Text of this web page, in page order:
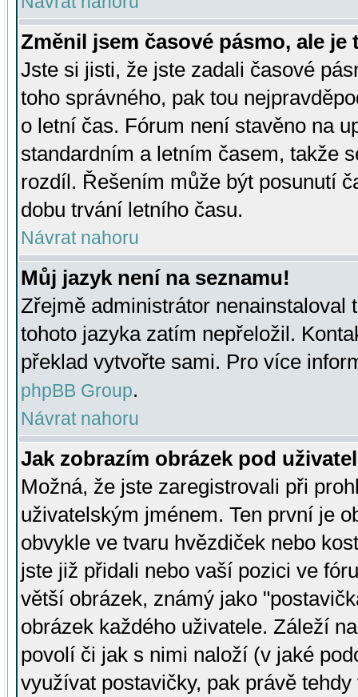
Změnil jsem časové pásmo, ale je
Jste si jisti, že jste zadali časové
toho správného, pak tou
o letní čas. Fórum není stavěno na
standardním a letním časem, takže
rozdíl. Řešením může být posunutí
dobu trvání letního času.
Návrat nahoru
Můj jazyk není na seznamu!
Zřejmě administrátor nenainstaloval
tohoto jazyka zatím nepřeložil.
překlad vytvořte sami. Pro více
phpBB Group.
Návrat nahoru
Jak zobrazím obrázek pod
Možná, že jste zaregistrovali při
uživatelským jménem. Ten první je
obvykle ve tvaru hvězdiček nebo
jste již přidali nebo vaší pozici ve
větší obrázek, známý jako
obrázek každého uživatele. Záleží
povolí či jak s nimi naloží (v jaké
využívat postavičky, pak právě